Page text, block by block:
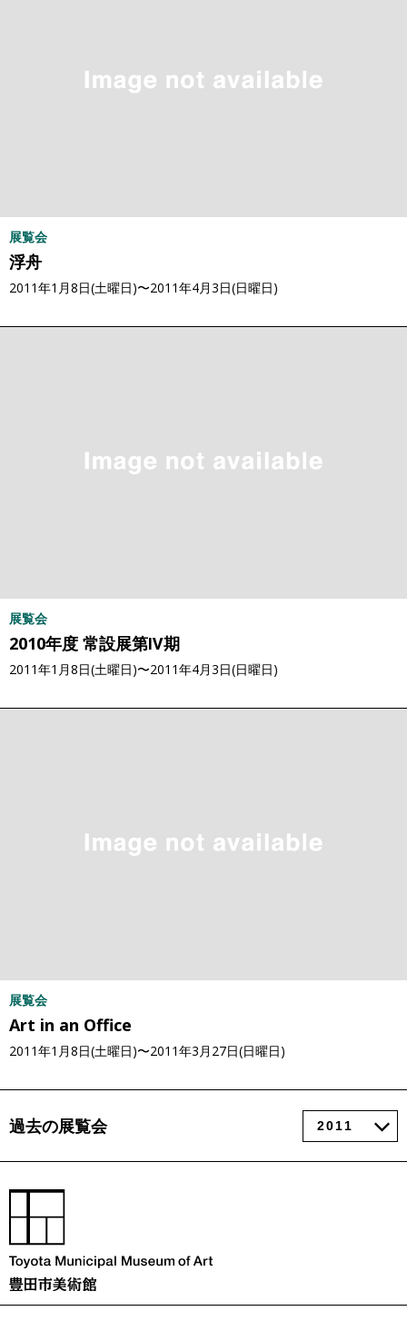
展覧会
浮舟
2011年1月8日(土曜日)〜2011年4月3日(日曜日)
展覧会
2010年度 常設展第Ⅳ期
2011年1月8日(土曜日)〜2011年4月3日(日曜日)
展覧会
Art in an Office
2011年1月8日(土曜日)〜2011年3月27日(日曜日)
過去の展覧会